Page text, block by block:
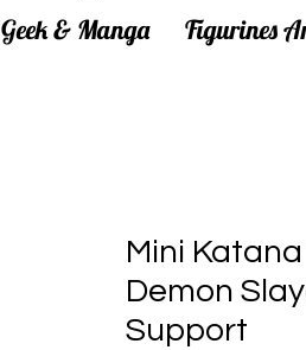
Geek & Manga Figurines
Mini
Demon
Support